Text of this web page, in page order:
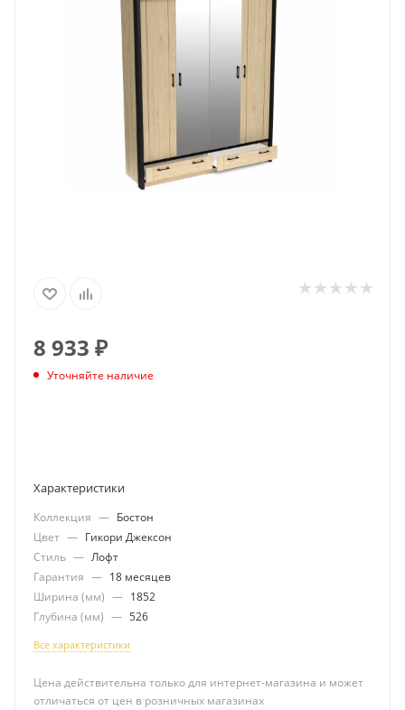
8 933 ₽
Уточняйте наличие
Характеристики
Коллекция — Бостон
Цвет — Гикори Джексон
Стиль — Лофт
Гарантия — 18 месяцев
Ширина (мм) — 1852
Глубина (мм) — 526
Все характеристики
Цена действительна только для интернет-магазина и может
отличаться от цен в розничных магазинах